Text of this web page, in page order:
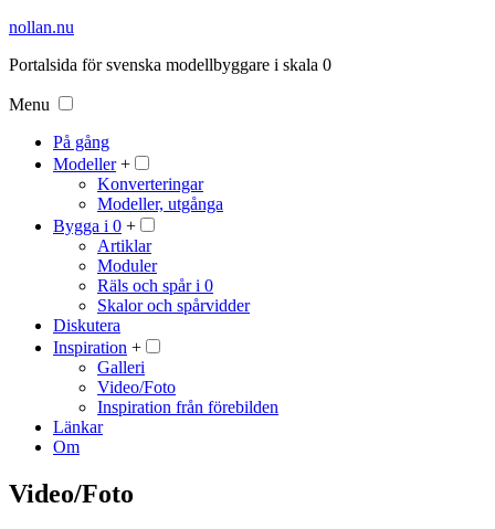
nollan.nu
Portalsida för svenska modellbyggare i skala 0
Menu
På gång
Modeller +
Konverteringar
Modeller, utgånga
Bygga i 0 +
Artiklar
Moduler
Räls och spår i 0
Skalor och spårvidder
Diskutera
Inspiration +
Galleri
Video/Foto
Inspiration från förebilden
Länkar
Om
Video/Foto